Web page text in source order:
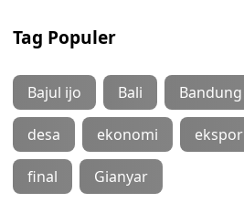
Tag Populer
Bajul ijo Bali Bandung
desa ekonomi ekspor
final Gianyar